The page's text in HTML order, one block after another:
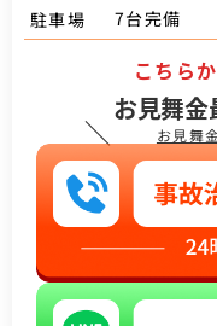
駐車場
7台完備
＼
こちら
お見舞金
お見舞